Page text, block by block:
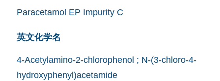
Paracetamol EP Impurity C
英文化学名
4-Acetylamino-2-chlorophenol ; N-(3-chloro-4-
hydroxyphenyl)acetamide